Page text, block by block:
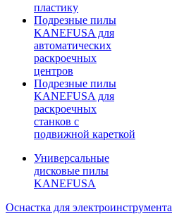
пластику
Подрезные пилы
KANEFUSA для
автоматических
раскроечных
центров
Подрезные пилы
KANEFUSA для
раскроечных
станков с
подвижной кареткой
Универсальные
дисковые пилы
KANEFUSA
Оснастка для электроинструмента